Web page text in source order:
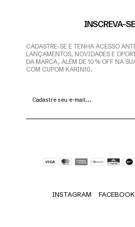
INSCREVA-SE
CADASTRE-SE E TENHA ACESSO
LANÇAMENTOS, NOVIDADES E
DA MARCA, ALÉM DE 10% OFF NA
COM CUPOM KARIN10.
INSTAGRAM FACEBOOK